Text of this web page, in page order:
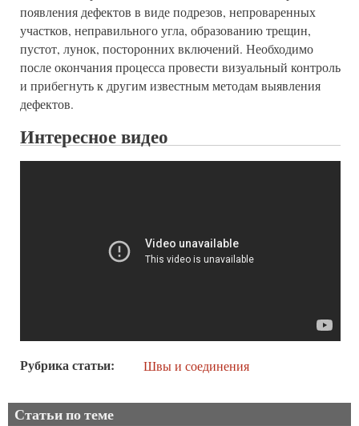
появления дефектов в виде подрезов, непроваренных
участков, неправильного угла, образованию трещин,
пустот, лунок, посторонних включений. Необходимо
после окончания процесса провести визуальный контроль
и прибегнуть к другим известным методам выявления
дефектов.
Интересное видео
Рубрика статьи Швы и соединения
Статьи по теме